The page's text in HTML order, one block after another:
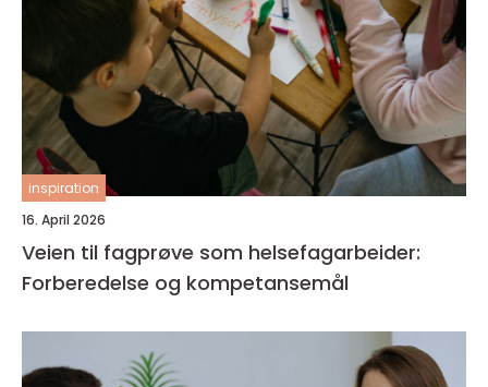
inspiration
16. April 2026
Veien til fagprøve som helsefagarbeider:
Forberedelse og kompetansemål